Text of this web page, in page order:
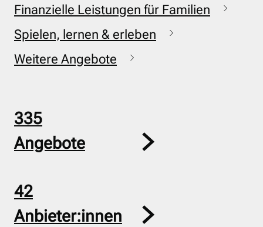
Finanzielle Leistungen für Familien
Spielen, lernen & erleben
Weitere Angebote
335
Angebote
42
Anbieter:innen